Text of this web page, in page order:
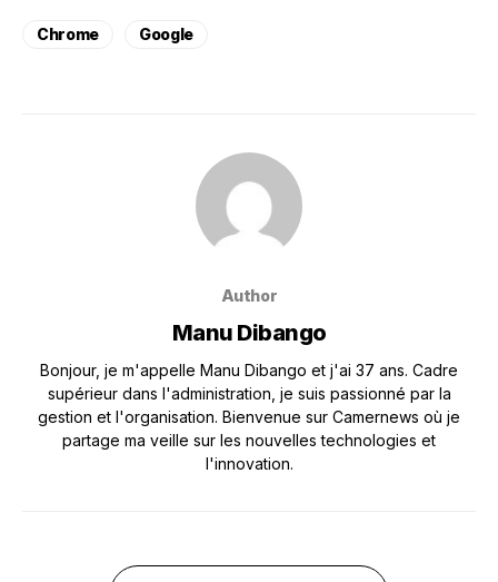
Chrome Google
Author
Manu Dibango
Bonjour, je m'appelle Manu Dibango et j'ai 37 ans. Cadre
supérieur dans l'administration, je suis passionné par la
gestion et l'organisation. Bienvenue sur Camernews où je
partage ma veille sur les nouvelles technologies et
l'innovation.